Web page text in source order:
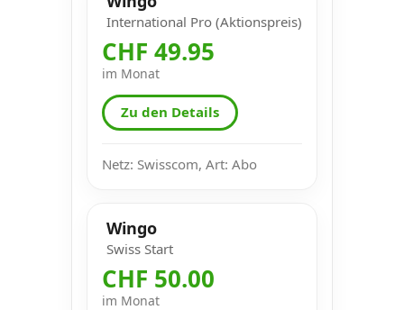
International Pro (Aktionspreis)
CHF 49.95
im Monat
Zu den Details
Netz: Swisscom, Art: Abo
Wingo
Swiss Start
CHF 50.00
im Monat